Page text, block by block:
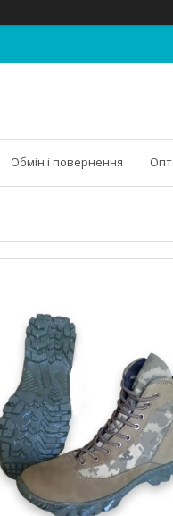
Обмін і повернення